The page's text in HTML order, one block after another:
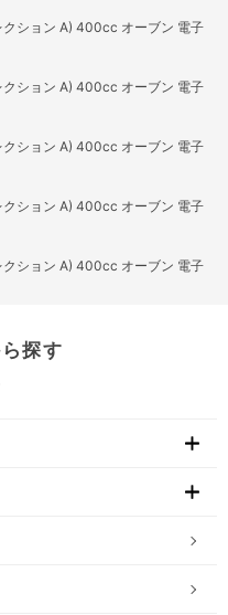
ション A) 400cc オーブン 電子
ション A) 400cc オーブン 電子
ション A) 400cc オーブン 電子
ション A) 400cc オーブン 電子
ション A) 400cc オーブン 電子
探す